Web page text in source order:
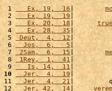
1
   Ex, 19,  16
|
2
   Ex, 19,  19
3
   Ex, 20,  18
|
4
   Ex, 28,  35
|
5
Deut,  4,  12 |
6
  Jos,  6,   5
|
7 2Sam,  6,  15 |
8
1Rey,  1,  41 |
9
   Is, 14,  11
|
10
  Jer,  4,  19
|
11
  Jer,  4,  21
|
12
  Jer, 42,  14
|